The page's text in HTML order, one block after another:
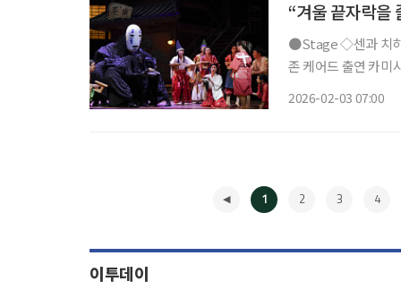
“겨울 끝자락을
●Stage ◇센과 치히로의 행방불명 일정 3월 22일까지 장소 예술의전당 오페라극장 연출
존 케어드 출연 카미
2026-02-03 07:00
1 2 3 4
이투데이